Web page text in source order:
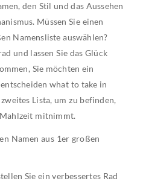
den Stil und das Aussehen
Müssen Sie einen
Namensliste auswählen?
und lassen Sie das Glück
Sie möchten ein
what to take in
Lista, um zu befinden,
mitnimmt.
Namen aus 1er großen
Sie ein verbessertes Rad